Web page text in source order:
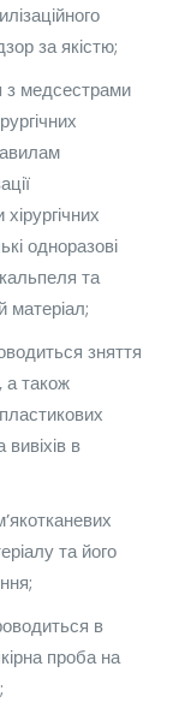
за якістю;
з медсестрами
одноразові
та
матеріал;
зняття
а також
в
та його
в
проба на